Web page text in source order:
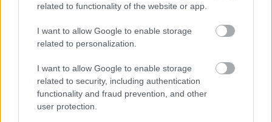
related to functionality of the website or app.
I want to allow Google to enable storage
related to personalization.
I want to allow Google to enable storage
related to security, including authentication
functionality and fraud prevention, and other
user protection.
CIMKÉK kiemelt Manuel Gonzalez
Marc Márquez
Maverick Vinales